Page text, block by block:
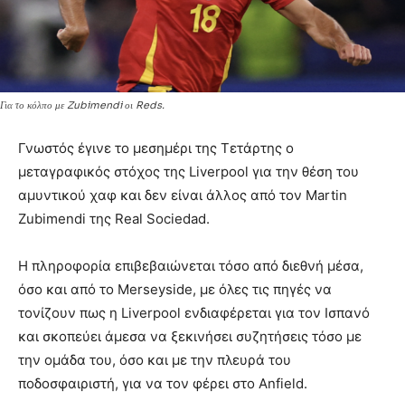
Για το κόλπο με Zubimendi οι Reds.
Γνωστός έγινε το μεσημέρι της Τετάρτης ο
μεταγραφικός στόχος της Liverpool για την θέση του
αμυντικού χαφ και δεν είναι άλλος από τον Martin
Zubimendi της Real Sociedad.
Η πληροφορία επιβεβαιώνεται τόσο από διεθνή μέσα,
όσο και από το Merseyside, με όλες τις πηγές να
τονίζουν πως η Liverpool ενδιαφέρεται για τον Ισπανό
και σκοπεύει άμεσα να ξεκινήσει συζητήσεις τόσο με
την ομάδα του, όσο και με την πλευρά του
ποδοσφαιριστή, για να τον φέρει στο Anfield.